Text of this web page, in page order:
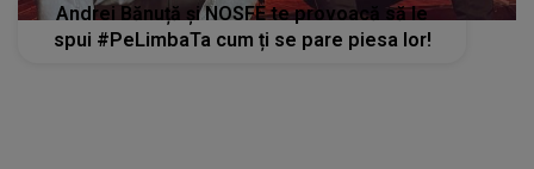
Andrei Bănuță și NOSFE te provoacă să le
spui #PeLimbaTa cum ți se pare piesa lor!